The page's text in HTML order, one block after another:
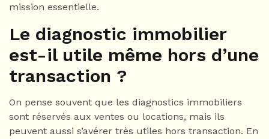
mission essentielle.
Le diagnostic immobilier
est-il utile même hors d’une
transaction ?
On pense souvent que les diagnostics immobiliers
sont réservés aux ventes ou locations, mais ils
peuvent aussi s’avérer très utiles hors transaction. En